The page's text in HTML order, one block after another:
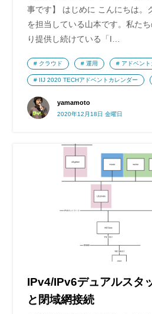
事です】 はじめに こんにちは。
を担当している山本です。私た
り提供し続けている「I…
yamamoto
2020年12月18日 金曜日
クラウド 運用 アドベン
IIJ 2020 TECHアドベントカレンダー
IPv4/IPv6デュアルスタ
と閉域網接続